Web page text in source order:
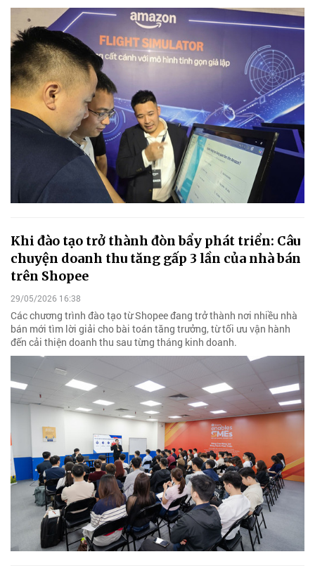
Khi đào tạo trở thành đòn bẩy phát triển: Câu
chuyện doanh thu tăng gấp 3 lần của nhà bán
trên Shopee
29/05/2026 16:38
Các chương trình đào tạo từ Shopee đang trở thành nơi nhiều nhà
bán mới tìm lời giải cho bài toán tăng trưởng, từ tối ưu vận hành
đến cải thiện doanh thu sau từng tháng kinh doanh.